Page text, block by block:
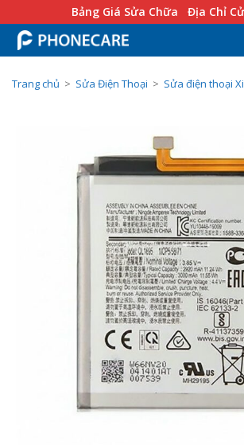
Bảng Giá Sửa Chữa Địa Chỉ
Trang chủ > Sửa Điện Thoại > Sửa điện thoại